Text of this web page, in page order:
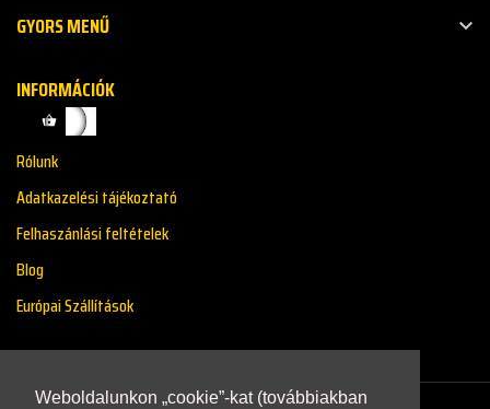
Weboldalunkon „cookie”-kat (továbbiakban
GYORS MENŰ 
INFORMÁCIÓK
Rólunk
Adatkazelési tájékoztató
Felhaszánlási feltételek
Blog
Európai Szállítások